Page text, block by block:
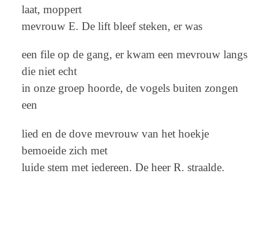
laat, moppert
mevrouw E. De lift bleef steken, er was
een file op de gang, er kwam een mevrouw langs
die niet echt
in onze groep hoorde, de vogels buiten zongen
een
lied en de dove mevrouw van het hoekje
bemoeide zich met
luide stem met iedereen. De heer R. straalde.